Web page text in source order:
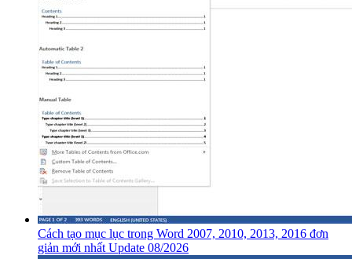
Cách tạo mục lục trong Word 2007, 2010, 2013, 2016 đơn
giản mới nhất Update 08/2026